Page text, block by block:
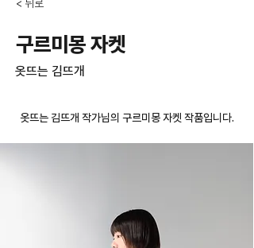
< 뒤로
구르미몽 자켓
옷뜨는 김뜨개
옷뜨는 김뜨개 작가님의 구르미몽 자켓 작품입니다.